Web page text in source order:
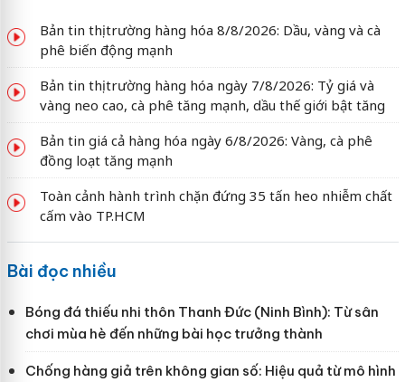
Bản tin thị trường hàng hóa 8/8/2026: Dầu, vàng và cà
phê biến động mạnh
Bản tin thị trường hàng hóa ngày 7/8/2026: Tỷ giá và
vàng neo cao, cà phê tăng mạnh, dầu thế giới bật tăng
Bản tin giá cả hàng hóa ngày 6/8/2026: Vàng, cà phê
đồng loạt tăng mạnh
Toàn cảnh hành trình chặn đứng 35 tấn heo nhiễm chất
cấm vào TP.HCM
Bài đọc nhiều
Bóng đá thiếu nhi thôn Thanh Đức (Ninh Bình): Từ sân
chơi mùa hè đến những bài học trưởng thành
Chống hàng giả trên không gian số: Hiệu quả từ mô hình